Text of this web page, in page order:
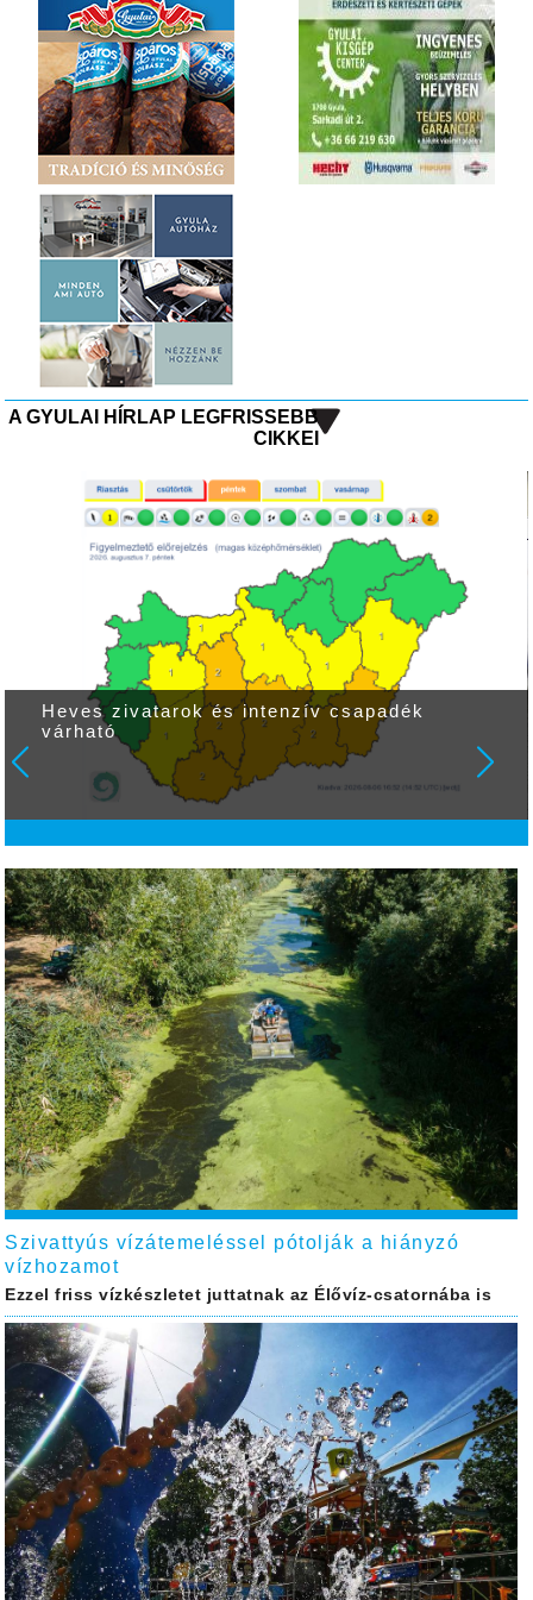
A GYULAI HÍRLAP LEGFRISSEBB
CIKKEI
Heves zivatarok és intenzív csapadék
várható
Szivattyús vízátemeléssel pótolják a hiányzó
vízhozamot
Ezzel friss vízkészletet juttatnak az Élővíz-csatornába is